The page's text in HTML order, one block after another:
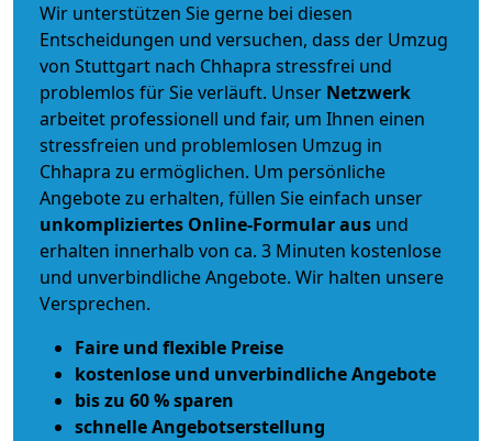
Wir unterstützen Sie gerne bei diesen
Entscheidungen und versuchen, dass der Umzug
von Stuttgart nach Chhapra stressfrei und
problemlos für Sie verläuft. Unser Netzwerk
arbeitet professionell und fair, um Ihnen einen
stressfreien und problemlosen Umzug in
Chhapra zu ermöglichen. Um persönliche
Angebote zu erhalten, füllen Sie einfach unser
unkompliziertes Online-Formular aus und
erhalten innerhalb von ca. 3 Minuten kostenlose
und unverbindliche Angebote. Wir halten unsere
Versprechen.
Faire und flexible Preise
kostenlose und unverbindliche Angebote
bis zu 60 % sparen
schnelle Angebotserstellung